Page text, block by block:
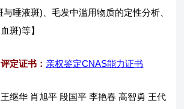
唾液斑)、毛发中滥用物质的定性分析、
斑)等】
定证书： 亲权鉴定CNAS能力证书
王继华 肖旭平 段国平 李艳春 高智勇 王代